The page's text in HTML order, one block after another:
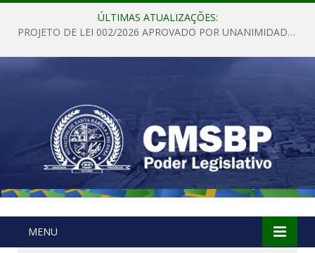
ÚLTIMAS ATUALIZAÇÕES:
PROJETO DE LEI 002/2026 APROVADO POR UNANIMIDADE EM SESSÃO ORDINÁRIA NESTA QUINTA – FEIRA 28 DE MAIO DE 2026
MENU